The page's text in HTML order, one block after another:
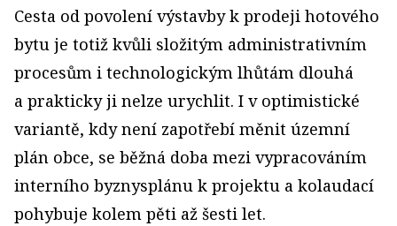
Cesta od povolení výstavby k prodeji hotového
bytu je totiž kvůli složitým administrativním
procesům i technologickým lhůtám dlouhá
a prakticky ji nelze urychlit. I v optimistické
variantě, kdy není zapotřebí měnit územní
plán obce, se běžná doba mezi vypracováním
interního byznysplánu k projektu a kolaudací
pohybuje kolem pěti až šesti let.